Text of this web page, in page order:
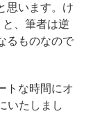
思います。け
と、筆者は逆
るものなので
トな時間にオ
いたしまし